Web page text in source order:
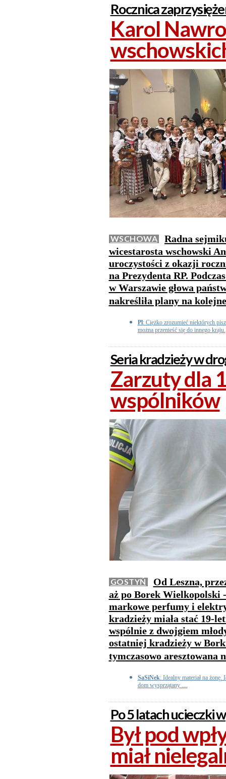
Rocznica
Karol
WSCHOWA
Radna
wicestarosta wschowski
uroczystości z okazji
na Prezydenta RP.
w Warszawie głowa
nakreśliła plany na
Pl: Ciężko zrozumieć niektórych
można przenieść się do innego kraju.
Seria kradzieży w
Zarzuty dla
wspólników
GOSTYŃ
Od Leszna,
aż po Borek Wielkopolski
markowe perfumy i
kradzieży miała stać 19-
wspólnie z dwojgiem
ostatniej kradzieży w
tymczasowo aresztowana
SaSiNek: Idealny materiał na żonę.
dom wysprzątany ....
Po 5 latach ucieczki
Był pod
miał